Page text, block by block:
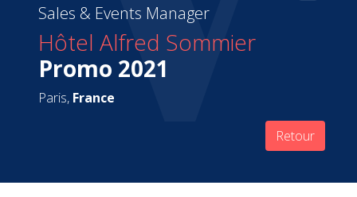
Sales & Events Manager
Hôtel Alfred Sommier
Promo 2021
Paris, France
Retour